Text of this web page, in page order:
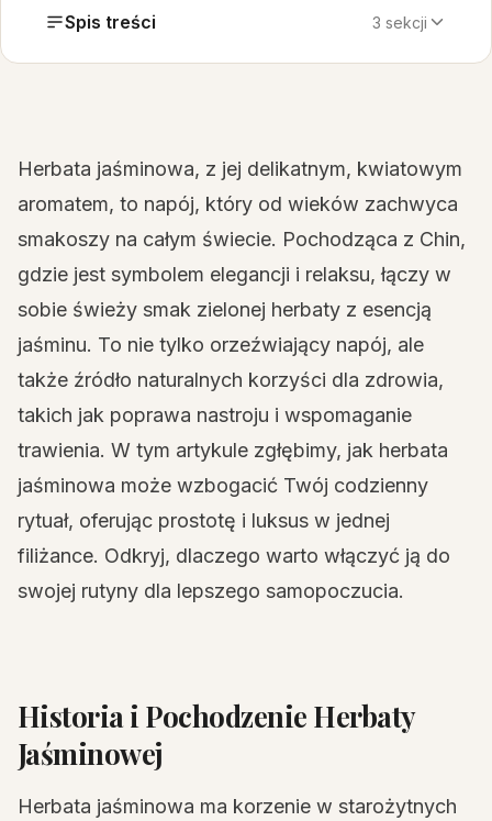
Spis treści 3 sekcji
Herbata jaśminowa, z jej delikatnym, kwiatowym
aromatem, to napój, który od wieków zachwyca
smakoszy na całym świecie. Pochodząca z Chin,
gdzie jest symbolem elegancji i relaksu, łączy w
sobie świeży smak zielonej herbaty z esencją
jaśminu. To nie tylko orzeźwiający napój, ale
także źródło naturalnych korzyści dla zdrowia,
takich jak poprawa nastroju i wspomaganie
trawienia. W tym artykule zgłębimy, jak herbata
jaśminowa może wzbogacić Twój codzienny
rytuał, oferując prostotę i luksus w jednej
filiżance. Odkryj, dlaczego warto włączyć ją do
swojej rutyny dla lepszego samopoczucia.
Historia i Pochodzenie Herbaty
Jaśminowej
Herbata jaśminowa ma korzenie w starożytnych